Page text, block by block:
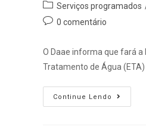
Serviços programados
0 comentário
O Daae informa que fará
Tratamento de Água
Continue Lendo